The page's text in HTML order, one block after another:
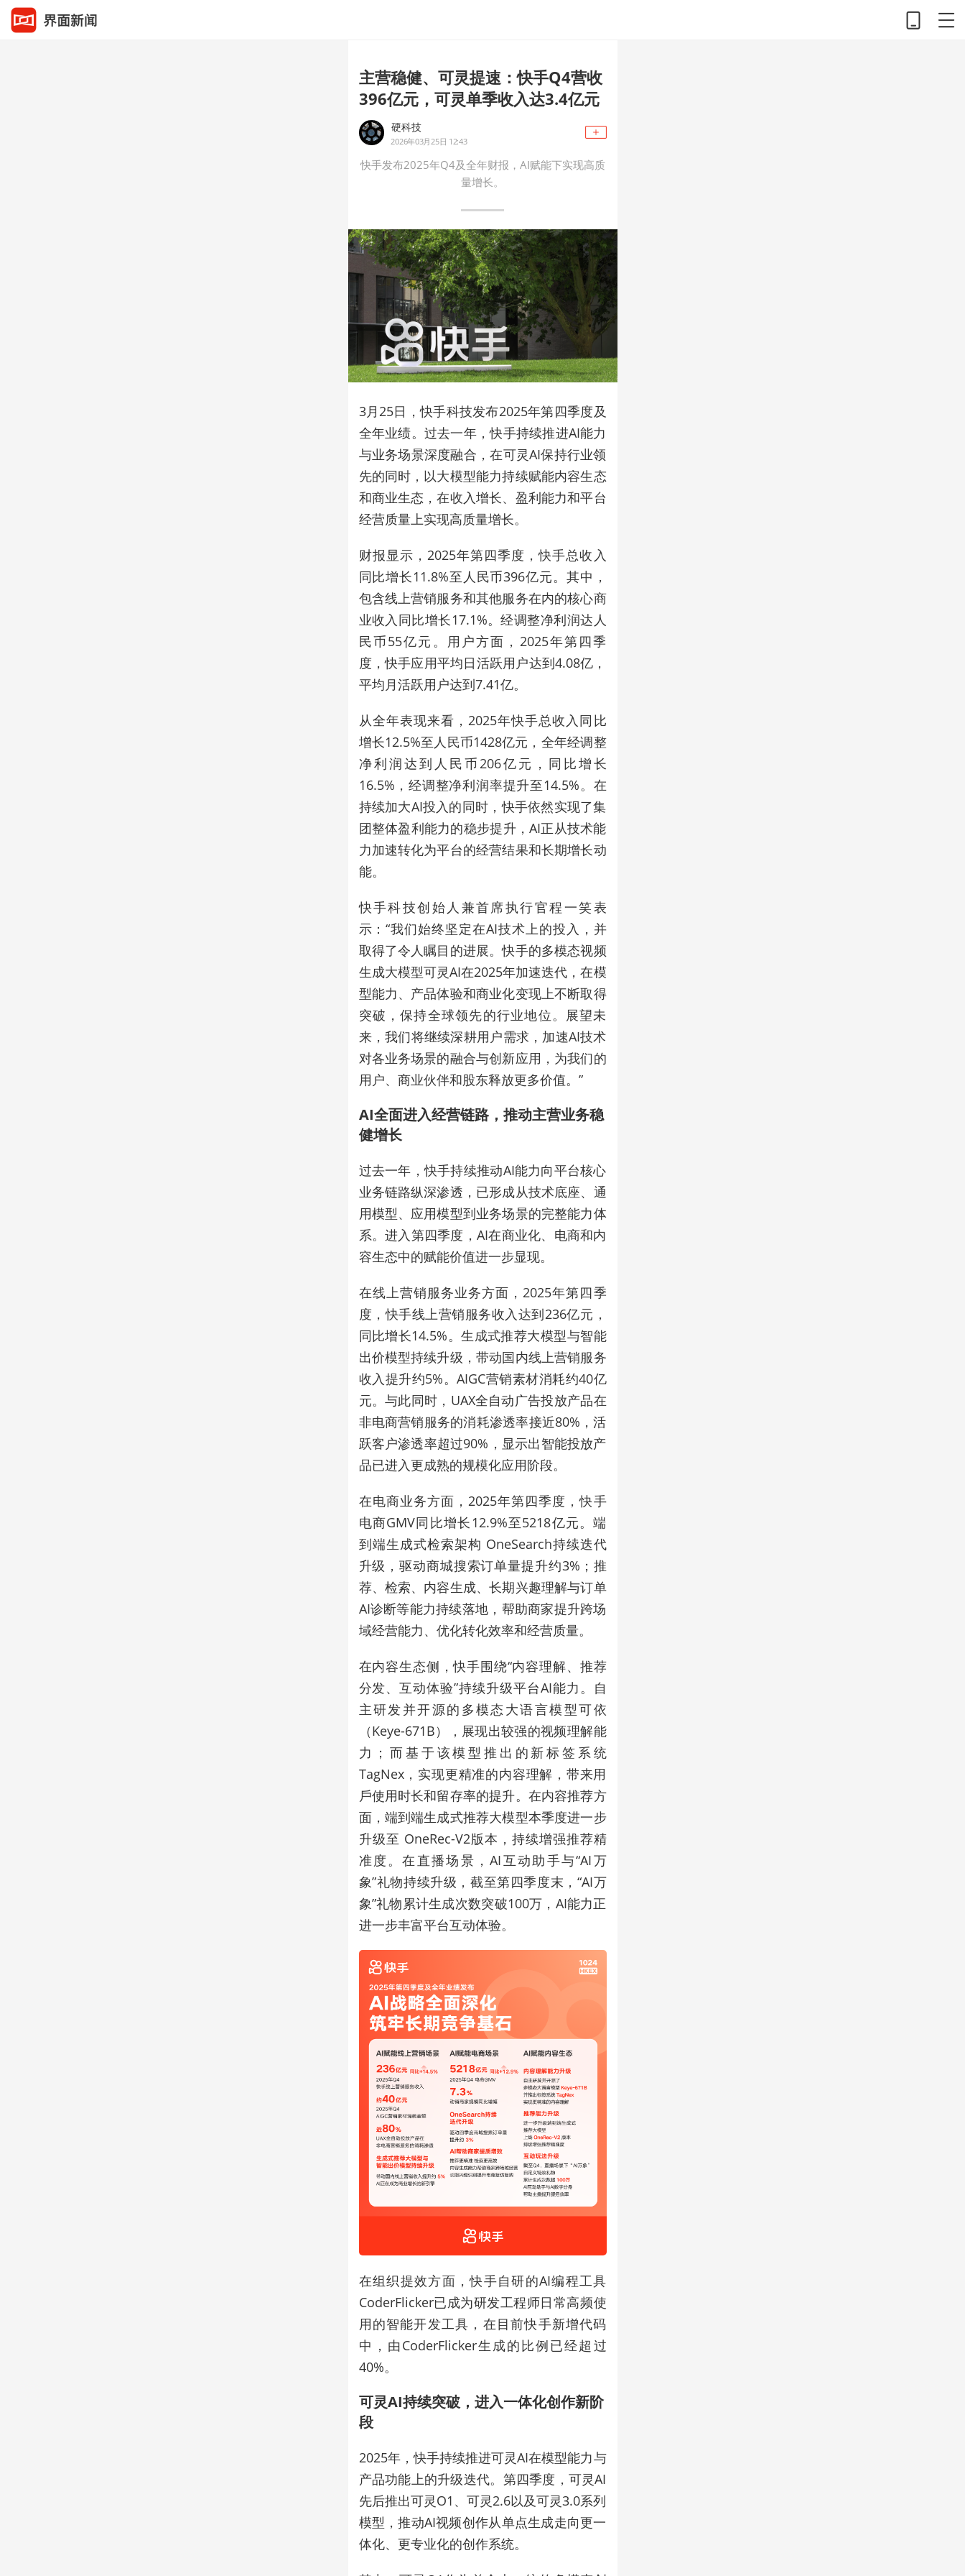
主营稳健、可灵提速：快手Q4营收
396亿元，可灵单季收入达3.4亿元
硬科技
2026年03月25日 12:43
快手发布2025年Q4及全年财报，AI赋能下实现高质
量增长。
3月25日，快手科技发布2025年第四季度及
全年业绩。过去一年，快手持续推进AI能力
与业务场景深度融合，在可灵AI保持行业领
先的同时，以大模型能力持续赋能内容生态
和商业生态，在收入增长、盈利能力和平台
经营质量上实现高质量增长。
财报显示，2025年第四季度，快手总收入
同比增长11.8%至人民币396亿元。其中，
包含线上营销服务和其他服务在内的核心商
业收入同比增长17.1%。经调整净利润达人
民币55亿元。用户方面，2025年第四季
度，快手应用平均日活跃用户达到4.08亿，
平均月活跃用户达到7.41亿。
从全年表现来看，2025年快手总收入同比
增长12.5%至人民币1428亿元，全年经调整
净利润达到人民币206亿元，同比增长
16.5%，经调整净利润率提升至14.5%。在
持续加大AI投入的同时，快手依然实现了集
团整体盈利能力的稳步提升，AI正从技术能
力加速转化为平台的经营结果和长期增长动
能。
快手科技创始人兼首席执行官程一笑表
示：“我们始终坚定在AI技术上的投入，并
取得了令人瞩目的进展。快手的多模态视频
生成大模型可灵AI在2025年加速迭代，在模
型能力、产品体验和商业化变现上不断取得
突破，保持全球领先的行业地位。展望未
来，我们将继续深耕用户需求，加速AI技术
对各业务场景的融合与创新应用，为我们的
用户、商业伙伴和股东释放更多价值。”
AI全面进入经营链路，推动主营业务稳
健增长
过去一年，快手持续推动AI能力向平台核心
业务链路纵深渗透，已形成从技术底座、通
用模型、应用模型到业务场景的完整能力体
系。进入第四季度，AI在商业化、电商和内
容生态中的赋能价值进一步显现。
在线上营销服务业务方面，2025年第四季
度，快手线上营销服务收入达到236亿元，
同比增长14.5%。生成式推荐大模型与智能
出价模型持续升级，带动国内线上营销服务
收入提升约5%。AIGC营销素材消耗约40亿
元。与此同时，UAX全自动广告投放产品在
非电商营销服务的消耗渗透率接近80%，活
跃客户渗透率超过90%，显示出智能投放产
品已进入更成熟的规模化应用阶段。
在电商业务方面，2025年第四季度，快手
电商GMV同比增长12.9%至5218亿元。端
到端生成式检索架构 OneSearch持续迭代
升级，驱动商城搜索订单量提升约3%；推
荐、检索、内容生成、长期兴趣理解与订单
AI诊断等能力持续落地，帮助商家提升跨场
域经营能力、优化转化效率和经营质量。
在内容生态侧，快手围绕“内容理解、推荐
分发、互动体验”持续升级平台AI能力。自
主研发并开源的多模态大语言模型可依
（Keye-671B），展现出较强的视频理解能
力；而基于该模型推出的新标签系统
TagNex，实现更精准的内容理解，带来用
戶使用时长和留存率的提升。在内容推荐方
面，端到端生成式推荐大模型本季度进一步
升级至 OneRec-V2版本，持续增强推荐精
准度。在直播场景，AI互动助手与“AI万
象”礼物持续升级，截至第四季度末，“AI万
象”礼物累计生成次数突破100万，AI能力正
进一步丰富平台互动体验。
在组织提效方面，快手自研的AI编程工具
CoderFlicker已成为研发工程师日常高频使
用的智能开发工具，在目前快手新增代码
中，由CoderFlicker生成的比例已经超过
40%。
可灵AI持续突破，进入一体化创作新阶
段
2025年，快手持续推进可灵AI在模型能力与
产品功能上的升级迭代。第四季度，可灵AI
先后推出可灵O1、可灵2.6以及可灵3.0系列
模型，推动AI视频创作从单点生成走向更一
体化、更专业化的创作系统。